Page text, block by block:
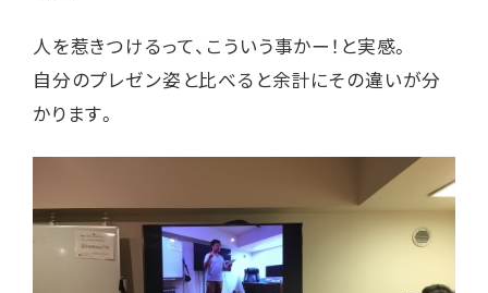
人を惹きつけるって、こういう事かー！と実感。
自分のプレゼン姿と比べると余計にその違いが分
かります。